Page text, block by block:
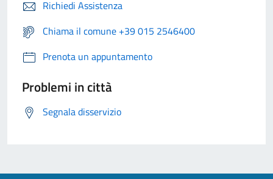
Richiedi Assistenza
Chiama il comune +39 015 2546400
Prenota un appuntamento
Problemi in città
Segnala disservizio